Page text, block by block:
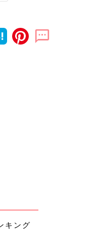
いきました」（ぽんし）
キング